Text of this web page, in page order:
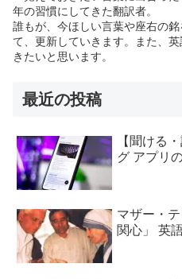
年の習慣にしてきた翻訳者。
誰もが、今ほしい言葉や座右の
て、更新していきます。また、
きたいと思います。
最近の投稿
【聞ける
グ アプリ
マザー・
関心」 英